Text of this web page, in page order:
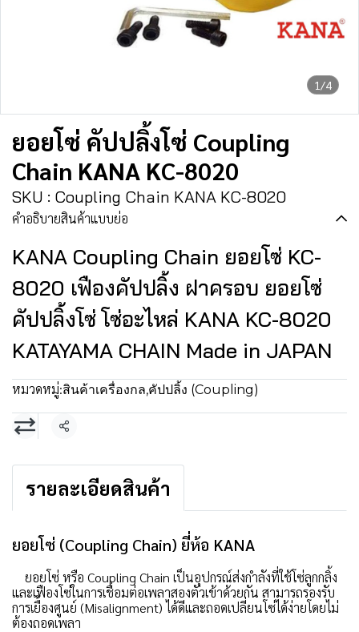
1/4
ยอยโซ่ คัปปลิ้งโซ่ Coupling
Chain KANA KC-8020
SKU : Coupling Chain KANA KC-8020
คำอธิบายสินค้าแบบย่อ
KANA Coupling Chain ยอยโซ่ KC-
8020 เฟืองคัปปลิ้ง ฝาครอบ ยอยโซ่
คัปปลิ้งโซ่ โซ่อะไหล่ KANA KC-8020
KATAYAMA CHAIN Made in JAPAN
หมวดหมู่:สินค้าเครื่องกล,คัปปลิ้ง (Coupling)
แชร์
รายละเอียดสินค้า
ยอยโซ่ (Coupling Chain) ยี่ห้อ KANA
ยอยโซ่ หรือ Coupling Chain เป็นอุปกรณ์ส่งกำลังที่ใช้โซ่ลูกกลิ้ง
และเฟืองโซ่ในการเชื่อมต่อเพลาสองตัวเข้าด้วยกัน สามารถรองรับ
การเยื้องศูนย์ (Misalignment) ได้ดีและถอดเปลี่ยนโซ่ได้ง่ายโดยไม่
ต้องถอดเพลา